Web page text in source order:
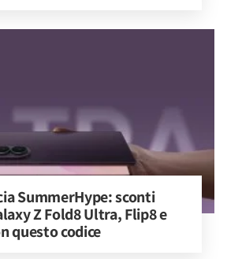
SummerHype: sconti
Z Fold8 Ultra, Flip8 e
questo codice